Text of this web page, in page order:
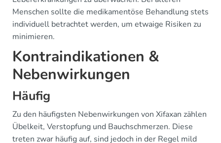
Menschen sollte die medikamentöse Behandlung stets
individuell betrachtet werden, um etwaige Risiken zu
minimieren.
Kontraindikationen &
Nebenwirkungen
Häufig
Zu den häufigsten Nebenwirkungen von Xifaxan zählen
Übelkeit, Verstopfung und Bauchschmerzen. Diese
treten zwar häufig auf, sind jedoch in der Regel mild